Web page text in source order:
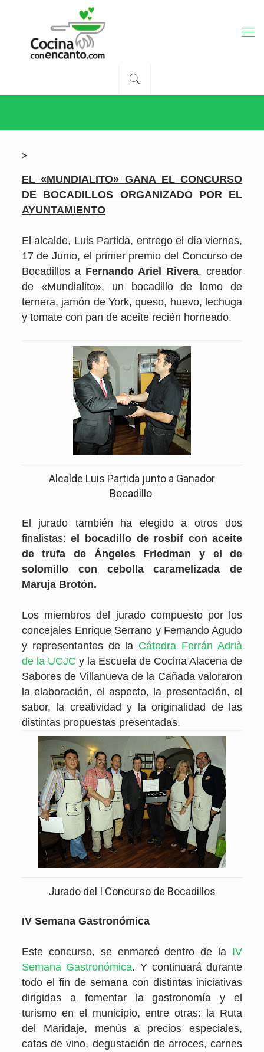
>
EL «MUNDIALITO» GANA EL CONCURSO
DE BOCADILLOS ORGANIZADO POR EL
AYUNTAMIENTO
El alcalde, Luis Partida, entrego el día viernes,
17 de Junio, el primer premio del Concurso de
Bocadillos a Fernando Ariel Rivera, creador
de «Mundialito», un bocadillo de lomo de
ternera, jamón de York, queso, huevo, lechuga
y tomate con pan de aceite recién horneado.
Alcalde Luis Partida junto a Ganador
Bocadillo
El jurado también ha elegido a otros dos
finalistas:el bocadillo de rosbif con aceite
de trufa de Ángeles Friedman y el de
solomillo con cebolla caramelizada de
Maruja Brotón.
Los miembros del jurado compuesto por los
concejales Enrique Serrano y Fernando Agudo
y representantes de la Cátedra Ferrán Adrià
de la UCJC y la Escuela de Cocina Alacena de
Sabores de Villanueva de la Cañada valoraron
la elaboración, el aspecto, la presentación, el
sabor, la creatividad y la originalidad de las
distintas propuestas presentadas.
Jurado del I Concurso de Bocadillos
IV Semana Gastronómica
Este concurso, se enmarcó dentro de la IV
Semana Gastronómica. Y continuará durante
todo el fin de semana con distintas iniciativas
dirigidas a fomentar la gastronomía y el
turismo en el municipio, entre otras: la Ruta
del Maridaje, menús a precios especiales,
catas de vino, degustación de arroces, carnes